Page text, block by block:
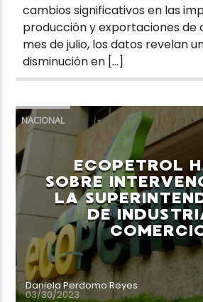
cambios significativos en las
producción y exportaciones de
mes de julio, los datos revelan
disminución en […]
NACIONAL
ECOPETROL
SOBRE
LA
DE
Daniela Perdomo Reyes
03/30/2023